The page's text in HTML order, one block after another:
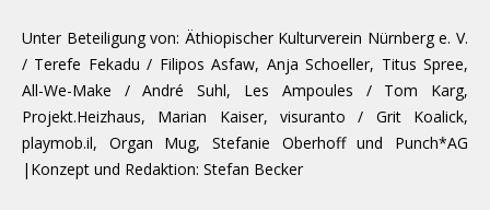
Unter Beteiligung von: Äthiopischer Kulturverein Nürnberg e. V.
/ Terefe Fekadu / Filipos Asfaw, Anja Schoeller, Titus Spree,
All-We-Make / André Suhl, Les Ampoules / Tom Karg,
Projekt.Heizhaus, Marian Kaiser, visuranto / Grit Koalick,
playmob.il, Organ Mug, Stefanie Oberhoff und Punch*AG
|Konzept und Redaktion: Stefan Becker